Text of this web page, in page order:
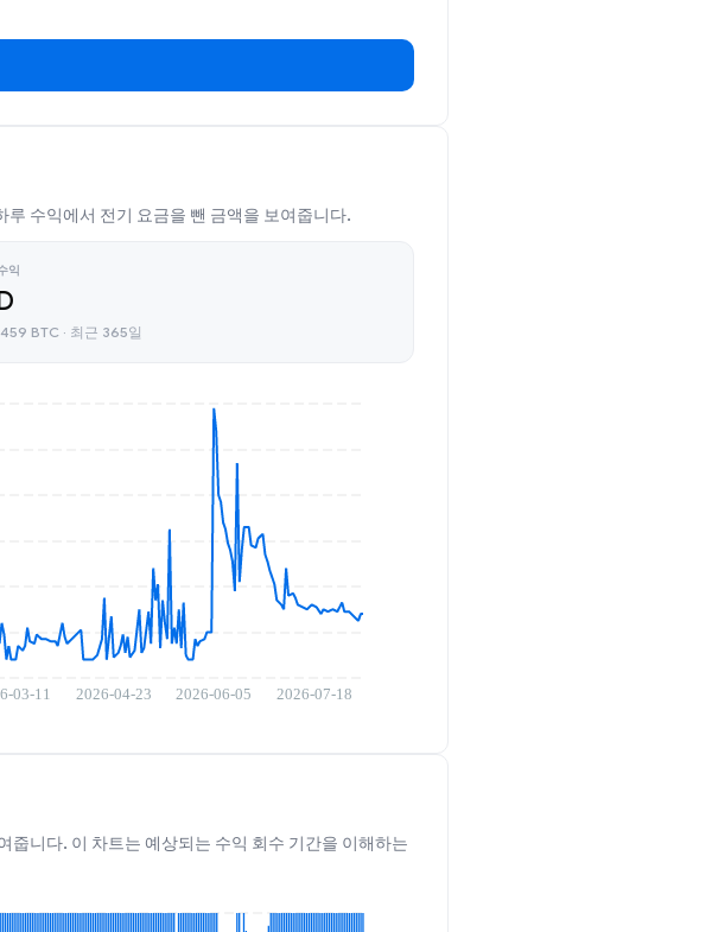
수익에서 전기 요금을 뺀 금액을 보여줍니다.
익
BTC · 최근 365일
줍니다. 이 차트는 예상되는 수익 회수 기간을 이해하는